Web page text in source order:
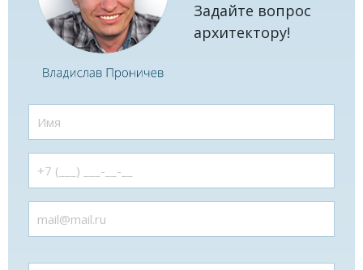
Задайте вопрос
архитектору!